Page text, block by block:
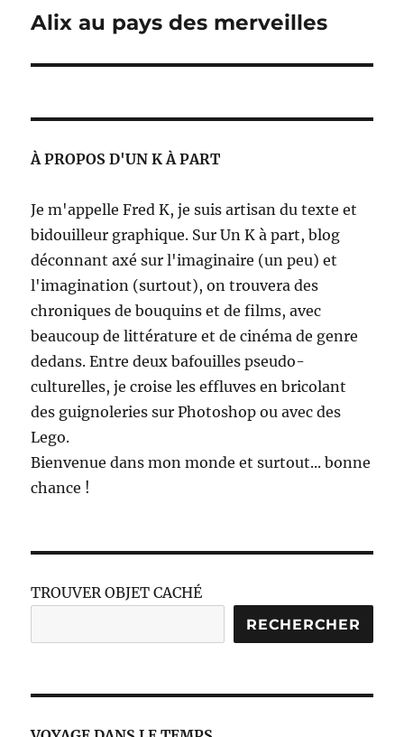
Publication
Alix au pays des merveilles
À PROPOS D'UN K À PART
Je m'appelle Fred K, je suis artisan du texte et
bidouilleur graphique. Sur Un K à part, blog
déconnant axé sur l'imaginaire (un peu) et
l'imagination (surtout), on trouvera des
chroniques de bouquins et de films, avec
beaucoup de littérature et de cinéma de genre
dedans. Entre deux bafouilles pseudo-
culturelles, je croise les effluves en bricolant
des guignoleries sur Photoshop ou avec des
Lego.
Bienvenue dans mon monde et surtout... bonne
chance !
TROUVER OBJET CACHÉ
RECHERCHER